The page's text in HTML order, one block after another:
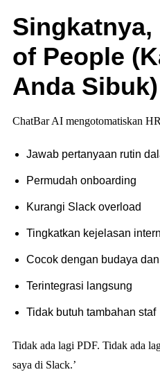
Singkatnya,
of People
Anda Sibuk)
ChatBar AI mengotomatiskan
Jawab pertanyaan rutin
Permudah onboarding
Kurangi Slack overload
Tingkatkan kejelasan
Cocok dengan budaya
Terintegrasi langsung
Tidak butuh tambahan staf
Tidak ada lagi PDF. Tidak ada
saya di Slack.’